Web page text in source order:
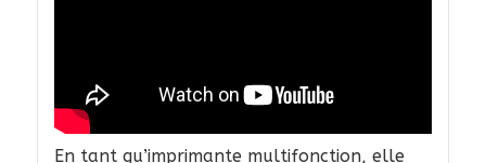
En tant qu’imprimante multifonction, elle